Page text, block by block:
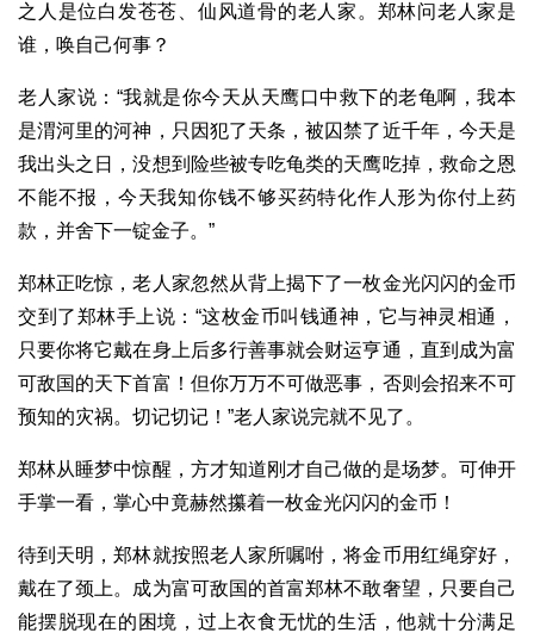
之人是位白发苍苍、仙风道骨的老人家。郑林问老人家是
谁，唤自己何事？
老人家说：“我就是你今天从天鹰口中救下的老龟啊，我本
是渭河里的河神，只因犯了天条，被囚禁了近千年，今天是
我出头之日，没想到险些被专吃龟类的天鹰吃掉，救命之恩
不能不报，今天我知你钱不够买药特化作人形为你付上药
款，并舍下一锭金子。”
郑林正吃惊，老人家忽然从背上揭下了一枚金光闪闪的金币
交到了郑林手上说：“这枚金币叫钱通神，它与神灵相通，
只要你将它戴在身上后多行善事就会财运亨通，直到成为富
可敌国的天下首富！但你万万不可做恶事，否则会招来不可
预知的灾祸。切记切记！”老人家说完就不见了。
郑林从睡梦中惊醒，方才知道刚才自己做的是场梦。可伸开
手掌一看，掌心中竟赫然攥着一枚金光闪闪的金币！
待到天明，郑林就按照老人家所嘱咐，将金币用红绳穿好，
戴在了颈上。成为富可敌国的首富郑林不敢奢望，只要自己
能摆脱现在的困境，过上衣食无忧的生活，他就十分满足